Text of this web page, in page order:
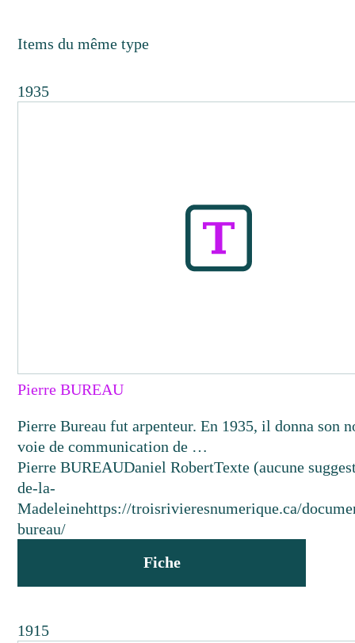
Items du même type
1935
Pierre BUREAU
Pierre Bureau fut arpenteur. En 1935, il donna son
voie de communication de …
Pierre BUREAUDaniel RobertTexte (aucune
de-la-
Madeleinehttps://troisrivieresnumerique.ca/
bureau/
Fiche
1915